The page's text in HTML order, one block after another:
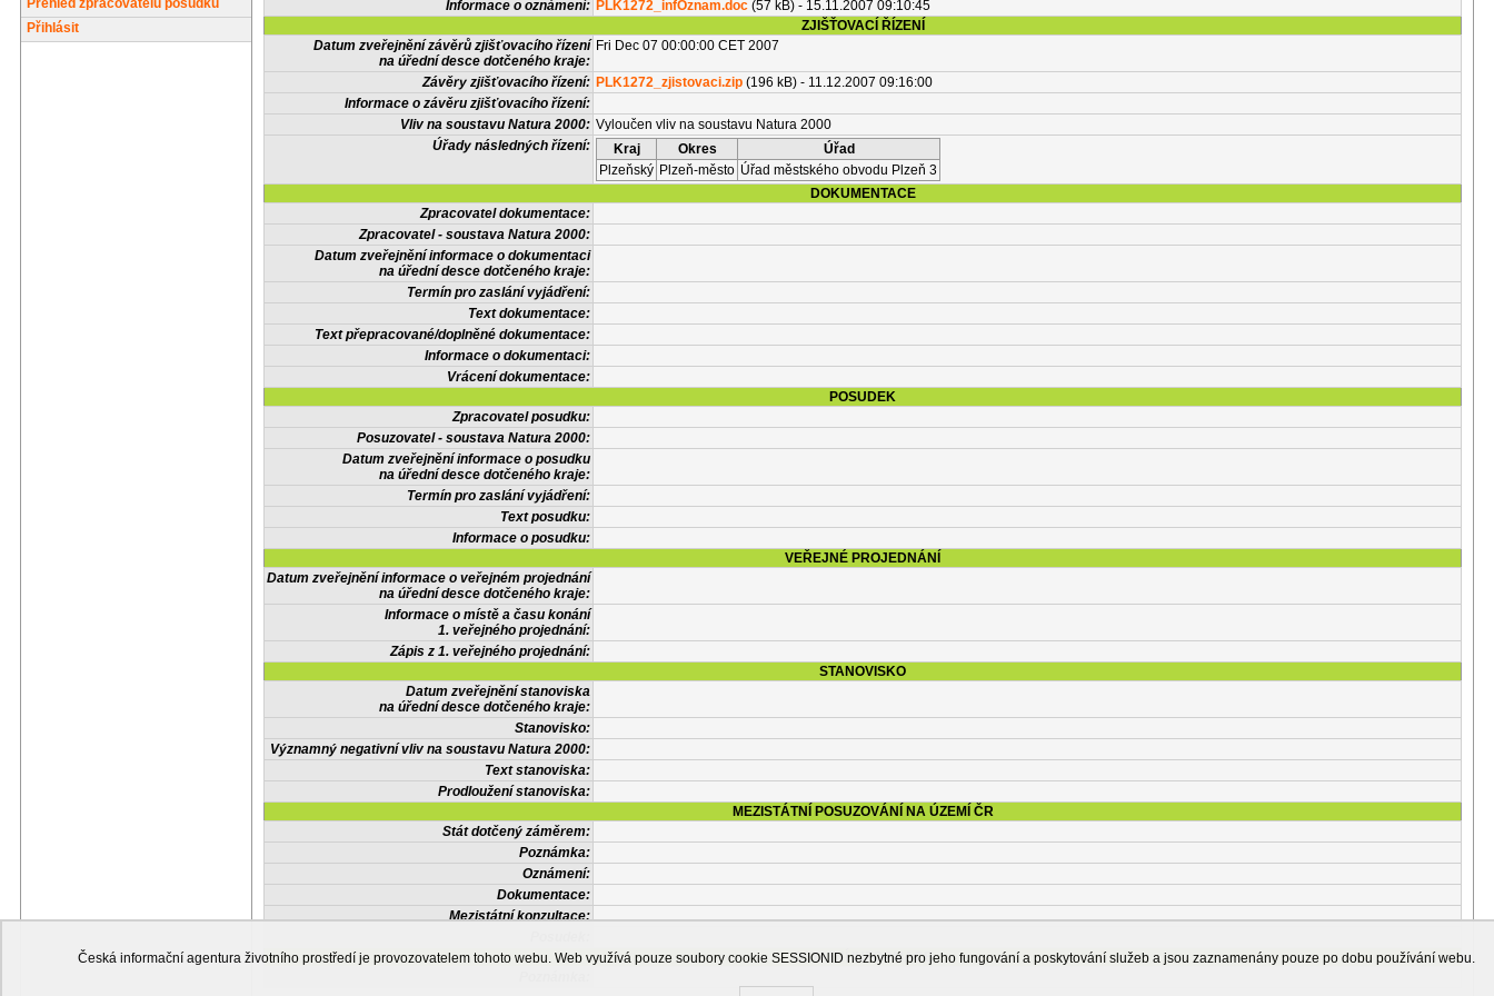
Přehled zpracovatelů posudků
Přihlásit
Informace o oznámení: PLK1272_infOznam.doc (57 kB) - 15.11.2007 09:10:45
ZJIŠŤOVACÍ ŘÍZENÍ
Datum zveřejnění závěrů zjišťovacího řízení
na úřední desce dotčeného kraje:
Fri Dec 07 00:00:00 CET 2007
Závěry zjišťovacího řízení: PLK1272_zjistovaci.zip (196 kB) - 11.12.2007 09:16:00
Informace o závěru zjišťovacího řízení:
Vliv na soustavu Natura 2000: Vyloučen vliv na soustavu Natura 2000
Úřady následných řízení:
Kraj Okres
Úřad
Plzeňský Plzeň-město Úřad městského obvodu Plzeň 3
DOKUMENTACE
Zpracovatel dokumentace:
Zpracovatel - soustava Natura 2000:
Datum zveřejnění informace o dokumentaci
na úřední desce dotčeného kraje:
Termín pro zaslání vyjádření:
Text dokumentace:
Text přepracované/doplněné dokumentace:
Informace o dokumentaci:
Vrácení dokumentace:
POSUDEK
Zpracovatel posudku:
Posuzovatel - soustava Natura 2000:
Datum zveřejnění informace o posudku
na úřední desce dotčeného kraje:
Termín pro zaslání vyjádření:
Text posudku:
Informace o posudku:
VEŘEJNÉ PROJEDNÁNÍ
Datum zveřejnění informace o veřejném projednání
na úřední desce dotčeného kraje:
Informace o místě a času konání
1. veřejného projednání:
Zápis z 1. veřejného projednání:
STANOVISKO
Datum zveřejnění stanoviska
na úřední desce dotčeného kraje:
Stanovisko:
Významný negativní vliv na soustavu Natura 2000:
Text stanoviska:
Prodloužení stanoviska:
MEZISTÁTNÍ POSUZOVÁNÍ NA ÚZEMÍ ČR
Stát dotčený záměrem:
Poznámka:
Oznámení:
Dokumentace:
Mezistátní konzultace:
OSTATNÍ INFORMACE
Česká informační agentura životního prostředí je provozovatelem tohoto webu. Web využívá pouze soubory cookie SESSIONID nezbytné pro jeho fungování a poskytování služeb a jsou zaznamenány pouze po dobu používání webu.